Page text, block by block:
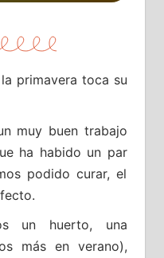
primavera toca su
muy buen trabajo
ha habido un par
podido curar, el
un huerto, una
más en verano),